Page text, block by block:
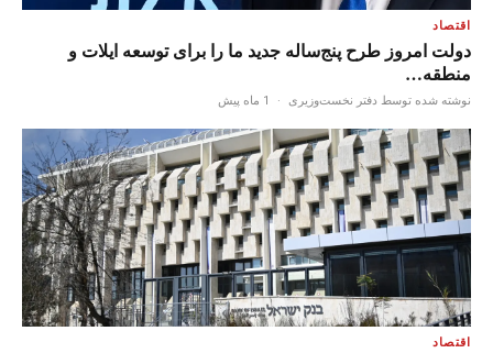
اقتصاد
دولت امروز طرح پنج‌ساله جدید ما را برای توسعه ایلات و
منطقه…
نوشته شده توسط دفتر نخست‌وزیری · 1 ماه پیش
اقتصاد